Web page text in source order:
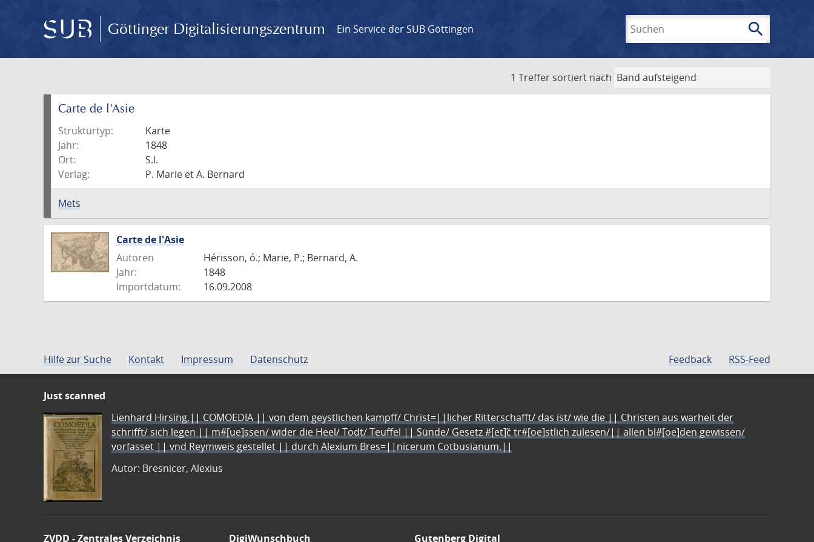
Göttinger Digitalisierungszentrum Ein Service der SUB Göttingen search
1 Treffer sortiert nach
Carte de l'Asie
Strukturtyp:
Karte
Jahr:
1848
Ort:
S.l.
Verlag:
P. Marie et A. Bernard
Mets
Carte de l'Asie
Autoren
Hérisson, ó.; Marie, P.; Bernard, A.
Jahr:
1848
Importdatum:
16.09.2008
Hilfe zur Suche Kontakt Impressum Datenschutz Feedback RSS-Feed
Just scanned
Lienhard Hirsing.|| COMOEDIA || von dem geystlichen kampff/ Christ=||licher Ritterschafft/ das ist/ wie die || Christen aus warheit der
schrifft/ sich legen || m#[ue]ssen/ wider die Heel/ Todt/ Teuffel || Sünde/ Gesetz #[et]c̃ tr#[oe]stlich zulesen/|| allen bl#[oe]den gewissen/
vorfasset || vnd Reymweis gestellet || durch Alexium Bres=||nicerum Cotbusianum.||
Autor: Bresnicer, Alexius
ZVDD - Zentrales Verzeichnis DigiWunschbuch Gutenberg Digital